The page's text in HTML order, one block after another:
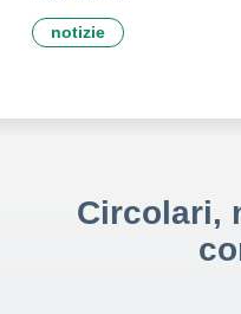
notizie
Circolari,